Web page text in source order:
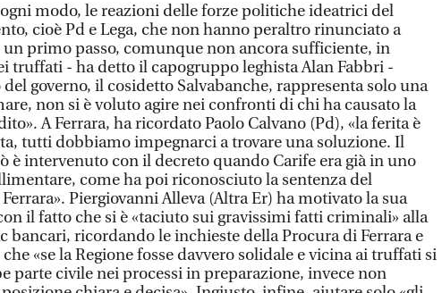
modo, le reazioni delle forze politiche ideatrici del
cioè Pd e Lega, che non hanno peraltro rinunciato a
un primo passo, comunque non ancora sufficiente, in
truffati - ha detto il capogruppo leghista Alan Fabbri -
del governo, il cosidetto Salvabanche, rappresenta solo una
non si è voluto agire nei confronti di chi ha causato la
A Ferrara, ha ricordato Paolo Calvano (Pd), «la ferita è
tutti dobbiamo impegnarci a trovare una soluzione. Il
è intervenuto con il decreto quando Carife era già in uno
come ha poi riconosciuto la sentenza del
Piergiovanni Alleva (Altra Er) ha motivato la sua
il fatto che si è «taciuto sui gravissimi fatti criminali» alla
bancari, ricordando le inchieste della Procura di Ferrara e
«se la Regione fosse davvero solidale e vicina ai truffati si
parte civile nei processi in preparazione, invece non